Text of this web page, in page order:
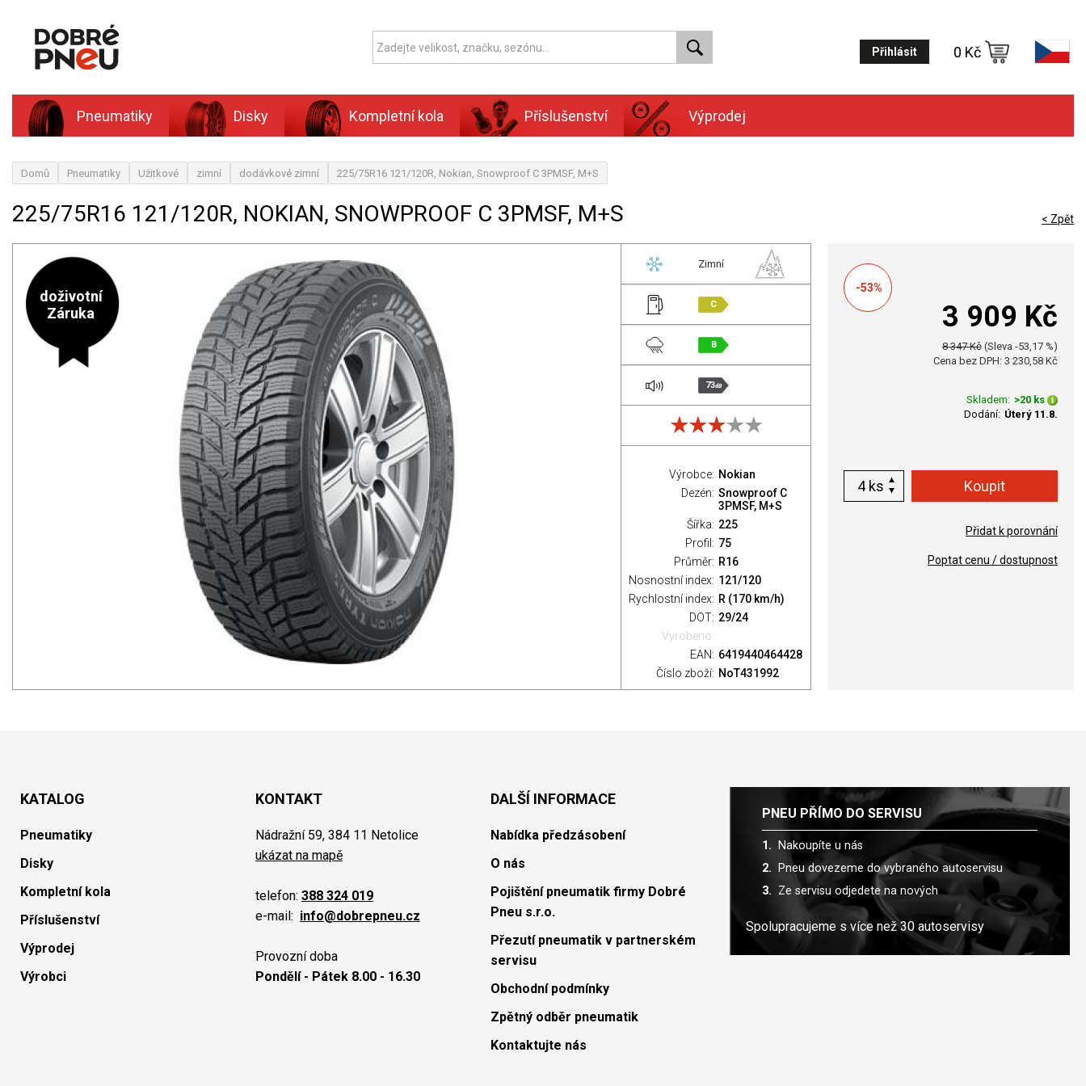
Přihlásit 0 Kč
Pneumatiky Disky Kompletní kola Příslušenství Výprodej
Domů Pneumatiky Užitkové zimní dodávkové zimní 225/75R16 121/120R, Nokian, Snowproof C 3PMSF, M+S
225/75R16 121/120R, NOKIAN, SNOWPROOF C 3PMSF, M+S < Zpět
doživotní
Záruka
Zimní
C
B
73dB
Výrobce: Nokian
Dezén: Snowproof C
3PMSF, M+S
Šířka: 225
Profil: 75
Průměr: R16
Nosnostní index: 121/120
Rychlostní index: R (170 km/h)
DOT: 29/24
Vyrobeno:
EAN: 6419440464428
Číslo zboží: NoT431992
-53%
3 909 Kč
8 347 Kč (Sleva -53,17 %)
Cena bez DPH: 3 230,58 Kč
Skladem: >20 ks
Dodání: Úterý 11.8.
ks
Přidat k porovnání
Poptat cenu / dostupnost
KATALOG
Pneumatiky
Disky
Kompletní kola
Příslušenství
Výprodej
Výrobci
KONTAKT
Nádražní 59, 384 11 Netolice
ukázat na mapě
telefon: 388 324 019
e-mail: info@dobrepneu.cz
Provozní doba
Pondělí - Pátek 8.00 - 16.30
DALŠÍ INFORMACE
Nabídka předzásobení
O nás
Pojištění pneumatik firmy Dobré
Pneu s.r.o.
Přezutí pneumatik v partnerském
servisu
Obchodní podmínky
Zpětný odběr pneumatik
Kontaktujte nás
PNEU PŘÍMO DO SERVISU
Nakoupíte u nás
Pneu dovezeme do vybraného autoservisu
Ze servisu odjedete na nových
Spolupracujeme s více než 30 autoservisy